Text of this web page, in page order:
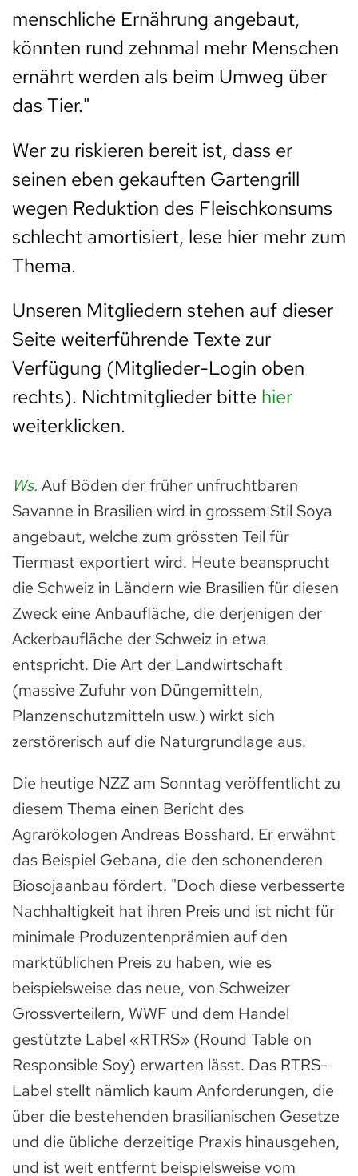
menschliche Ernährung angebaut,
könnten rund zehnmal mehr Menschen
ernährt werden als beim Umweg über
das Tier."
Wer zu riskieren bereit ist, dass er
seinen eben gekauften Gartengrill
wegen Reduktion des Fleischkonsums
schlecht amortisiert, lese hier mehr zum
Thema.
Unseren Mitgliedern stehen auf dieser
Seite weiterführende Texte zur
Verfügung (Mitglieder-Login oben
rechts). Nichtmitglieder bitte hier
weiterklicken.
Ws. Auf Böden der früher unfruchtbaren
Savanne in Brasilien wird in grossem Stil Soya
angebaut, welche zum grössten Teil für
Tiermast exportiert wird. Heute beansprucht
die Schweiz in Ländern wie Brasilien für diesen
Zweck eine Anbaufläche, die derjenigen der
Ackerbaufläche der Schweiz in etwa
entspricht. Die Art der Landwirtschaft
(massive Zufuhr von Düngemitteln,
Planzenschutzmitteln usw.) wirkt sich
zerstörerisch auf die Naturgrundlage aus.
Die heutige NZZ am Sonntag veröffentlicht zu
diesem Thema einen Bericht des
Agrarökologen Andreas Bosshard. Er erwähnt
das Beispiel Gebana, die den schonenderen
Biosojaanbau fördert. "Doch diese verbesserte
Nachhaltigkeit hat ihren Preis und ist nicht für
minimale Produzentenprämien auf den
marktüblichen Preis zu haben, wie es
beispielsweise das neue, von Schweizer
Grossverteilern, WWF und dem Handel
gestützte Label «RTRS» (Round Table on
Responsible Soy) erwarten lässt. Das RTRS-
Label stellt nämlich kaum Anforderungen, die
über die bestehenden brasilianischen Gesetze
und die übliche derzeitige Praxis hinausgehen,
und ist weit entfernt beispielsweise vom